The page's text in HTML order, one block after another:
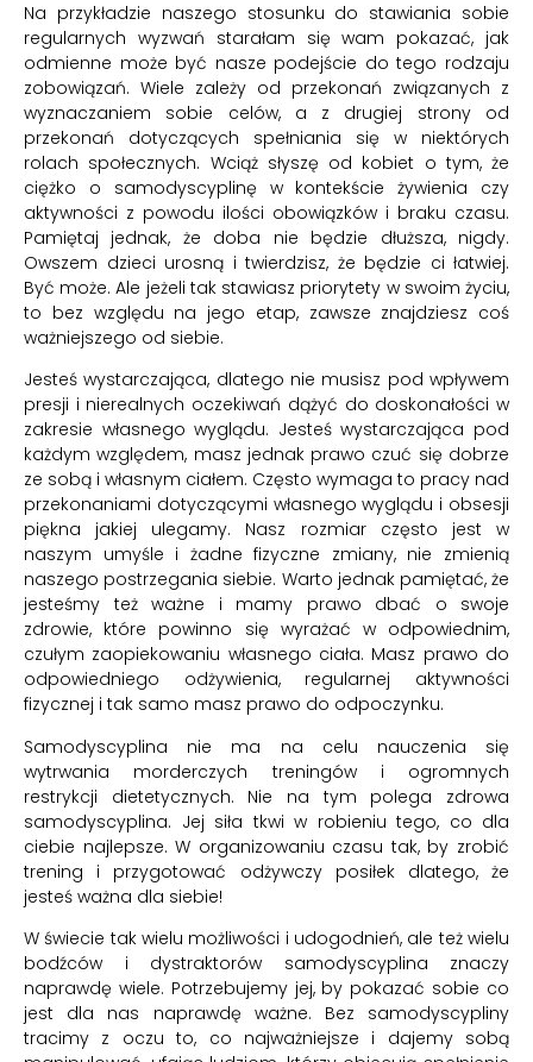
Na przykładzie naszego stosunku do stawiania sobie
regularnych wyzwań starałam się wam pokazać, jak
odmienne może być nasze podejście do tego rodzaju
zobowiązań. Wiele zależy od przekonań związanych z
wyznaczaniem sobie celów, a z drugiej strony od
przekonań dotyczących spełniania się w niektórych
rolach społecznych. Wciąż słyszę od kobiet o tym, że
ciężko o samodyscyplinę w kontekście żywienia czy
aktywności z powodu ilości obowiązków i braku czasu.
Pamiętaj jednak, że doba nie będzie dłuższa, nigdy.
Owszem dzieci urosną i twierdzisz, że będzie ci łatwiej.
Być może. Ale jeżeli tak stawiasz priorytety w swoim życiu,
to bez względu na jego etap, zawsze znajdziesz coś
ważniejszego od siebie.
Jesteś wystarczająca, dlatego nie musisz pod wpływem
presji i nierealnych oczekiwań dążyć do doskonałości w
zakresie własnego wyglądu. Jesteś wystarczająca pod
każdym względem, masz jednak prawo czuć się dobrze
ze sobą i własnym ciałem. Często wymaga to pracy nad
przekonaniami dotyczącymi własnego wyglądu i obsesji
piękna jakiej ulegamy. Nasz rozmiar często jest w
naszym umyśle i żadne fizyczne zmiany, nie zmienią
naszego postrzegania siebie. Warto jednak pamiętać, że
jesteśmy też ważne i mamy prawo dbać o swoje
zdrowie, które powinno się wyrażać w odpowiednim,
czułym zaopiekowaniu własnego ciała. Masz prawo do
odpowiedniego odżywienia, regularnej aktywności
fizycznej i tak samo masz prawo do odpoczynku.
Samodyscyplina nie ma na celu nauczenia się
wytrwania morderczych treningów i ogromnych
restrykcji dietetycznych. Nie na tym polega zdrowa
samodyscyplina. Jej siła tkwi w robieniu tego, co dla
ciebie najlepsze. W organizowaniu czasu tak, by zrobić
trening i przygotować odżywczy posiłek dlatego, że
jesteś ważna dla siebie!
W świecie tak wielu możliwości i udogodnień, ale też wielu
bodźców i dystraktorów samodyscyplina znaczy
naprawdę wiele. Potrzebujemy jej, by pokazać sobie co
jest dla nas naprawdę ważne. Bez samodyscypliny
tracimy z oczu to, co najważniejsze i dajemy sobą